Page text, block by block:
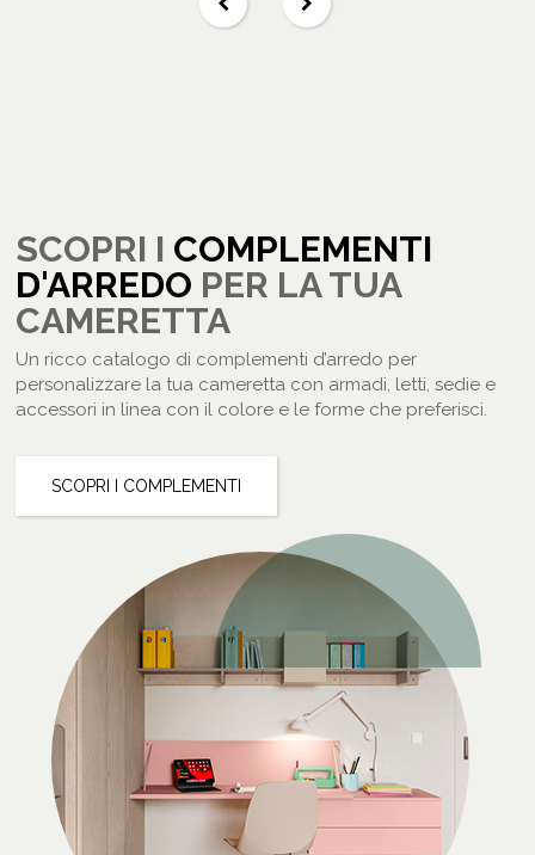
SCOPRI I COMPLEMENTI
D'ARREDO PER LA TUA
CAMERETTA
Un ricco catalogo di complementi d’arredo per
personalizzare la tua cameretta con armadi, letti, sedie e
accessori in linea con il colore e le forme che preferisci.
SCOPRI I COMPLEMENTI